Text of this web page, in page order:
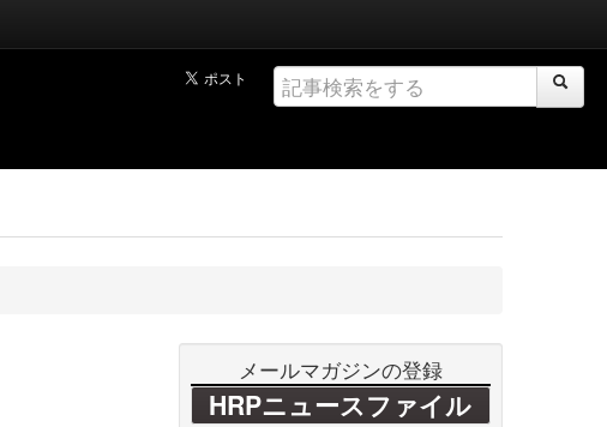
メールマガジンの登録
HRPニュースファイル